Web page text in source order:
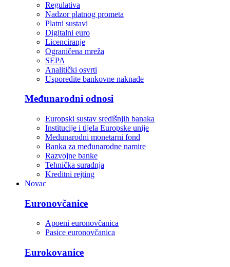
Regulativa
Nadzor platnog prometa
Platni sustavi
Digitalni euro
Licenciranje
Ograničena mreža
SEPA
Analitički osvrti
Usporedite bankovne naknade
Međunarodni odnosi
Europski sustav središnjih banaka
Institucije i tijela Europske unije
Međunarodni monetarni fond
Banka za međunarodne namire
Razvojne banke
Tehnička suradnja
Kreditni rejting
Novac
Euronovčanice
Apoeni euronovčanica
Pasice euronovčanica
Eurokovanice